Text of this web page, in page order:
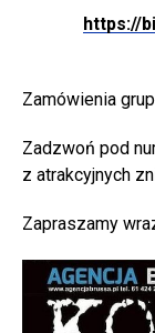
https://
Zamówienia
Zadzwoń pod
z atrakcyjnych
Zapraszamy